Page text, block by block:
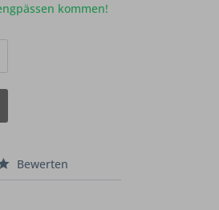
kommen!
Bewerten